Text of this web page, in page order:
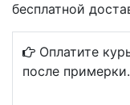
бесплатной
Оплатите
после примерки.